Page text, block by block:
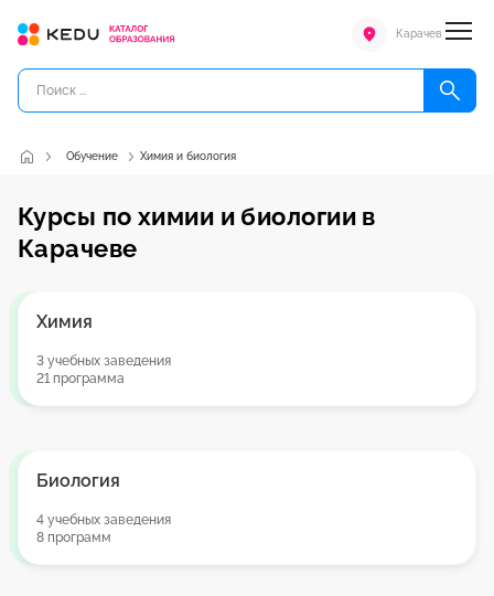
Карачев
Обучение Химия и биология
Курсы по химии и биологии в
Карачеве
Химия
3 учебных заведения
21 программа
Биология
4 учебных заведения
8 программ